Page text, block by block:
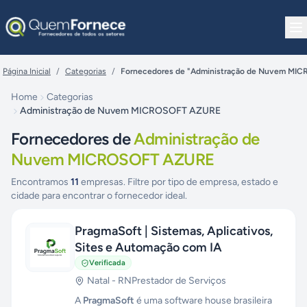
Página Inicial / Categorias / Fornecedores de "Administração de Nuvem
Home
Categorias
Administração de Nuvem MICROSOFT AZURE
Fornecedores deAdministração de
Nuvem MICROSOFT AZURE
Encontramos 11 empresas. Filtre por tipo de empresa, estado e
cidade para encontrar o fornecedor ideal.
PragmaSoft | Sistemas, Aplicativos,
Sites e Automação com IA
Verificada
Natal - RNPrestador de Serviços
A PragmaSoft é uma software house brasileira